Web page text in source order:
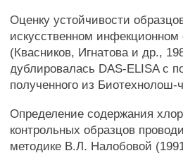
Оценку устойчивости
искусственном
(Квасников, Игнатова и др.,
дублировалась DAS-ELISA с
полученного из Биотехнолош-
Определение содержания
контрольных образцов
методике В.Л. Налобовой